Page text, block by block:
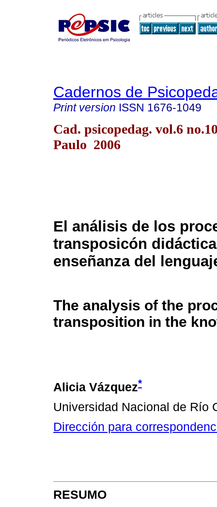
Cadernos de
Print version ISSN 1676-1049
Cad. psicopedag. vol.6
Paulo 2006
El análisis de los
transposicón
enseñanza del
The analysis of the
transposition in the
Alicia Vázquez*
Universidad Nacional de Río
Dirección para
RESUMO